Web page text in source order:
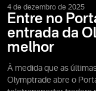
4 de dezembro de 2025
Entre no
entrada da
melhor
À medida que as
Olymptrade abre o